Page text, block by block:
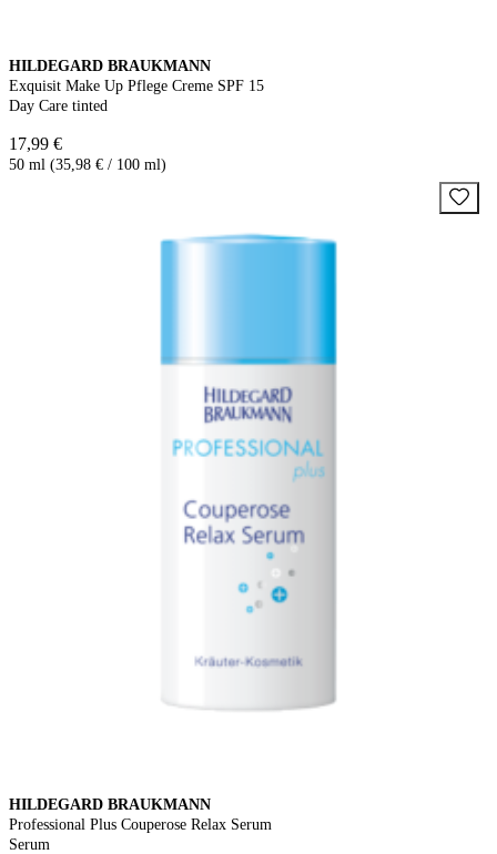
HILDEGARD BRAUKMANN
Exquisit Make Up Pflege Creme SPF 15
Day Care tinted
17,99 €
50 ml (35,98 € / 100 ml)
HILDEGARD BRAUKMANN
Professional Plus Couperose Relax Serum
Serum